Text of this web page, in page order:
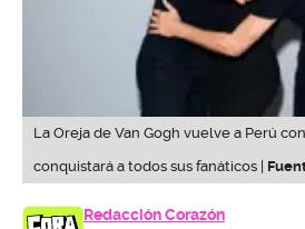
La Oreja de Van Gogh vuelve a Perú
conquistará a todos sus fanáticos |
Redacción Corazón